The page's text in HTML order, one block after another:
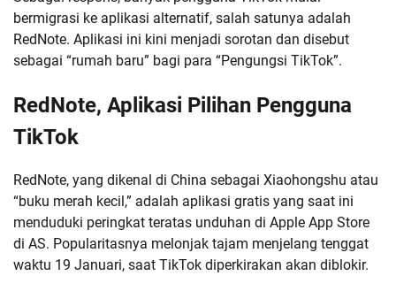
bermigrasi ke aplikasi alternatif, salah satunya adalah
RedNote. Aplikasi ini kini menjadi sorotan dan disebut
sebagai “rumah baru” bagi para “Pengungsi TikTok”.
RedNote, Aplikasi Pilihan Pengguna
TikTok
RedNote, yang dikenal di China sebagai Xiaohongshu atau
“buku merah kecil,” adalah aplikasi gratis yang saat ini
menduduki peringkat teratas unduhan di Apple App Store
di AS. Popularitasnya melonjak tajam menjelang tenggat
waktu 19 Januari, saat TikTok diperkirakan akan diblokir.